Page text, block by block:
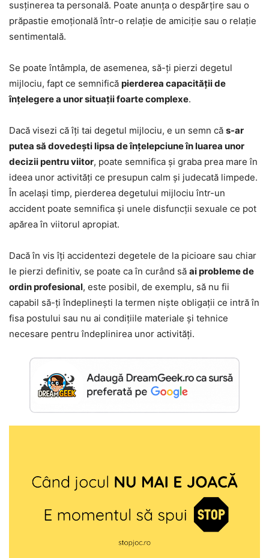
susținerea ta personală. Poate anunța o despărțire sau o
prăpastie emoțională într-o relație de amiciție sau o relație
sentimentală.
Se poate întâmpla, de asemenea, să-ți pierzi degetul
mijlociu, fapt ce semnifică pierderea capacității de
înțelegere a unor situații foarte complexe.
Dacă visezi că îți tai degetul mijlociu, e un semn că s-ar
putea să dovedești lipsa de înțelepciune în luarea unor
decizii pentru viitor, poate semnifica și graba prea mare în
ideea unor activități ce presupun calm și judecată limpede.
În același timp, pierderea degetului mijlociu într-un
accident poate semnifica și unele disfuncții sexuale ce pot
apărea în viitorul apropiat.
Dacă în vis îți accidentezi degetele de la picioare sau chiar
le pierzi definitiv, se poate ca în curând să ai probleme de
ordin profesional, este posibil, de exemplu, să nu fii
capabil să-ți îndeplinești la termen niște obligații ce intră în
fisa postului sau nu ai condițiile materiale și tehnice
necesare pentru îndeplinirea unor activități.